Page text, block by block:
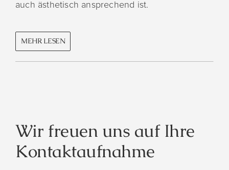
auch ästhetisch ansprechend ist.
MEHR LESEN
Wir freuen uns auf Ihre
Kontaktaufnahme